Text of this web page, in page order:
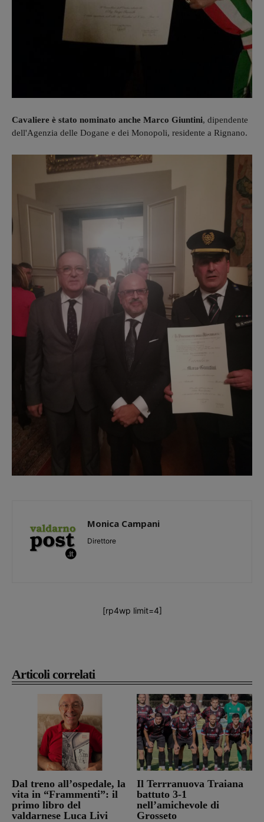
Articoli correlati
Dal treno all’ospedale, la
vita in “Frammenti”: il
primo libro del
valdarnese Luca Livi
Il Terrranuova Traiana
battuto 3-1
nell’amichevole di
Grosseto
Cavaliere è stato nominato anche Marco Giuntini, dipendente
dell'Agenzia delle Dogane e dei Monopoli, residente a Rignano.
Monica Campani
Direttore
[rp4wp limit=4]